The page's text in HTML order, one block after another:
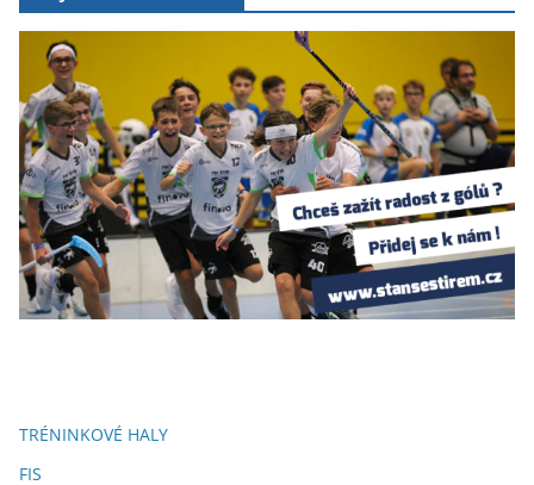
TRÉNINKOVÉ HALY
FIS